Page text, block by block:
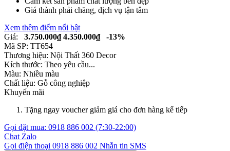
Giá thành phải chăng, dịch vụ tận tâm
Xem thêm điểm nổi bật
Giá:
3.750.000₫4.350.000₫
-13%
Mã SP: TT654
Thương hiệu: Nội Thất 360 Decor
Kích thước: Theo yêu cầu...
Màu: Nhiều màu
Chất liệu: Gỗ công nghiệp
Khuyến mãi
Tặng ngay voucher giảm giá cho đơn hàng kế tiếp
Gọi đặt mua: 0918 886 002 (7:30-22:00)
Chat Zalo
Gọi điện thoại 0918 886 002 Nhắn tin SMS